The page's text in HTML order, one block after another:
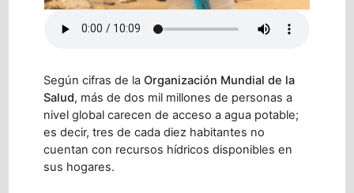
Según cifras de laOrganización Mundial de la
Salud, más de dos mil millones de personas a
nivel global carecen de acceso a agua potable;
es decir, tres de cada diez habitantes no
cuentan con recursos hídricos disponibles en
sus hogares.